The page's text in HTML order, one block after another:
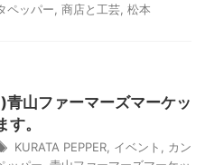
ペッパー 商店と工芸 松本
山ファーマーズマーケッ
す。
KURATA PEPPER イベント
カン